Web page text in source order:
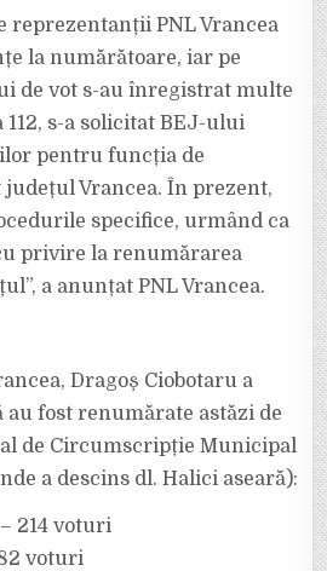
CJ
TOT
JUDEȚUL
reprezentanții PNL Vrancea
la numărătoare, iar pe
de vot s-au înregistrat multe
s-a solicitat BEJ-ului
pentru funcția de
Vrancea. În prezent,
specifice, urmând ca
privire la renumărarea
a anunțat PNL Vrancea.
Dragoș Ciobotaru a
fost renumărate astăzi de
de Circumscripție Municipal
a descins dl. Halici aseară):
214 voturi
voturi